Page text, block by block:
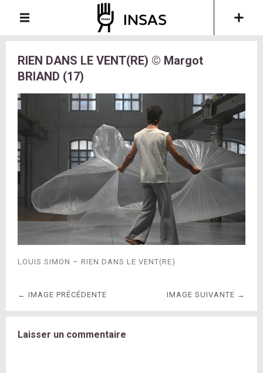
RIEN DANS LE VENT(RE) © Margot
BRIAND (17)
LOUIS SIMON – RIEN DANS LE VENT(RE)
← IMAGE PRÉCÉDENTE IMAGE SUIVANTE →
Laisser un commentaire